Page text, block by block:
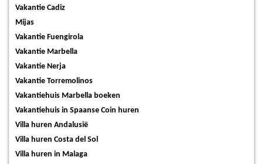
Vakantie Cadiz
Mijas
Vakantie Fuengirola
Vakantie Marbella
Vakantie Nerja
Vakantie Torremolinos
Vakantiehuis Marbella boeken
Vakantiehuis in Spaanse Coin huren
Villa huren Andalusië
Villa huren Costa del Sol
Villa huren in Malaga